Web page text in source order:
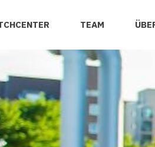
TEAM